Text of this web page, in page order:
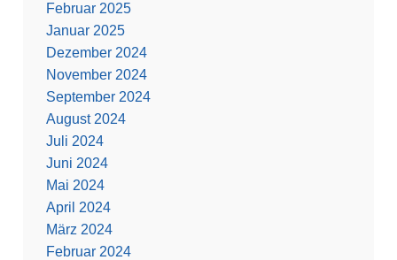
Februar 2025
Januar 2025
Dezember 2024
November 2024
September 2024
August 2024
Juli 2024
Juni 2024
Mai 2024
April 2024
März 2024
Februar 2024